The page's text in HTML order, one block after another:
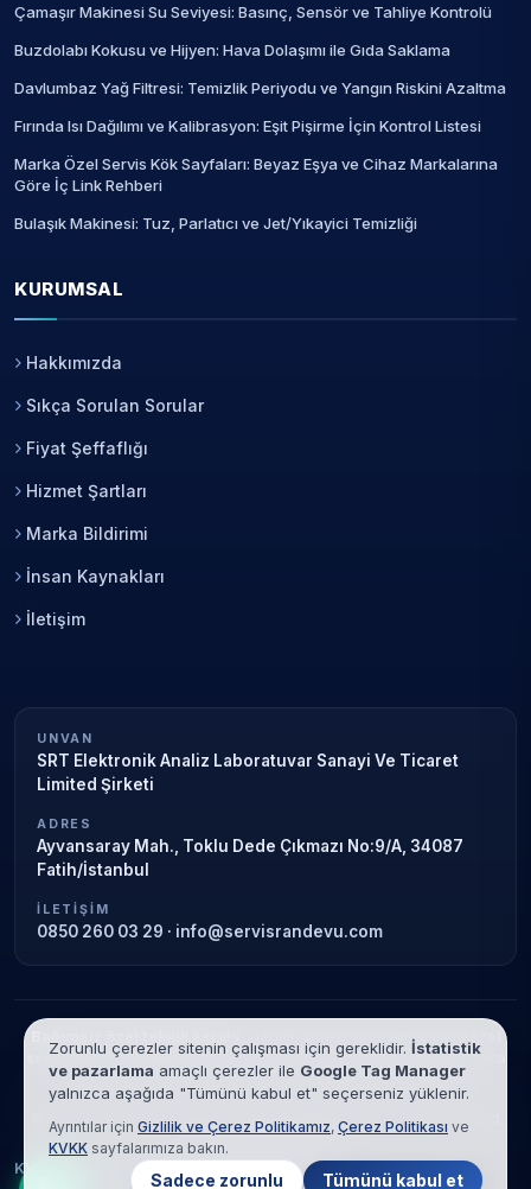
Çamaşır Makinesi Su Seviyesi: Basınç, Sensör ve Tahliye Kontrolü
Buzdolabı Kokusu ve Hijyen: Hava Dolaşımı ile Gıda Saklama
Davlumbaz Yağ Filtresi: Temizlik Periyodu ve Yangın Riskini Azaltma
Fırında Isı Dağılımı ve Kalibrasyon: Eşit Pişirme İçin Kontrol Listesi
Marka Özel Servis Kök Sayfaları: Beyaz Eşya ve Cihaz Markalarına
Göre İç Link Rehberi
Bulaşık Makinesi: Tuz, Parlatıcı ve Jet/Yıkayici Temizliği
KURUMSAL
Hakkımızda
Sıkça Sorulan Sorular
Fiyat Şeffaflığı
Hizmet Şartları
Marka Bildirimi
İnsan Kaynakları
İletişim
UNVAN
SRT Elektronik Analiz Laboratuvar Sanayi Ve Ticaret
Limited Şirketi
ADRES
Ayvansaray Mah., Toklu Dede Çıkmazı No:9/A, 34087
Fatih/İstanbul
İLETIŞIM
0850 260 03 29 · info@servisrandevu.com
Garanti süresi sona ermiş veya özel
servis kapsamındaki cihazlar için hizmet verilir. Marka adları yalnızca
tanımlama amaçlıdır; yetkili servis ilişkisi bulunmamaktadır.
© 2026 SRT Elektronik Analiz Laboratuvar Sanayi Ve Ticaret Limited
Şirketi. Tüm hakları saklıdır.
KVKK
Çerez Politikası Hizmet Şartları
Zorunlu çerezler sitenin çalışması için gereklidir. İstatistik
ve pazarlama amaçlı çerezler ile Google Tag Manager
yalnızca aşağıda "Tümünü kabul et" seçerseniz yüklenir.
Ayrıntılar için Gizlilik ve Çerez Politikamız, Çerez Politikası ve
KVKK sayfalarımıza bakın.
Sadece zorunlu Tümünü kabul et